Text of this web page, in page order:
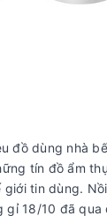
đồ dùng nhà
tín đồ ẩm
tin dùng.
18/10 đã qua